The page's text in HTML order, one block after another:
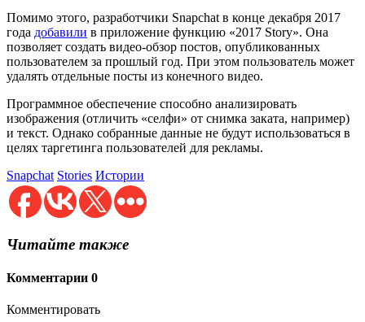
Помимо этого, разработчики Snapchat в конце декабря 2017
года добавили в приложение функцию «2017 Story». Она
позволяет создать видео-обзор постов, опубликованных
пользователем за прошлый год. При этом пользователь может
удалять отдельные посты из конечного видео.
Программное обеспечение способно анализировать
изображения (отличить «селфи» от снимка заката, например)
и текст. Однако собранные данные не будут использоваться в
целях таргетинга пользователей для рекламы.
Snapchat Stories Истории
Читайте также
Комментарии 0
Комментировать